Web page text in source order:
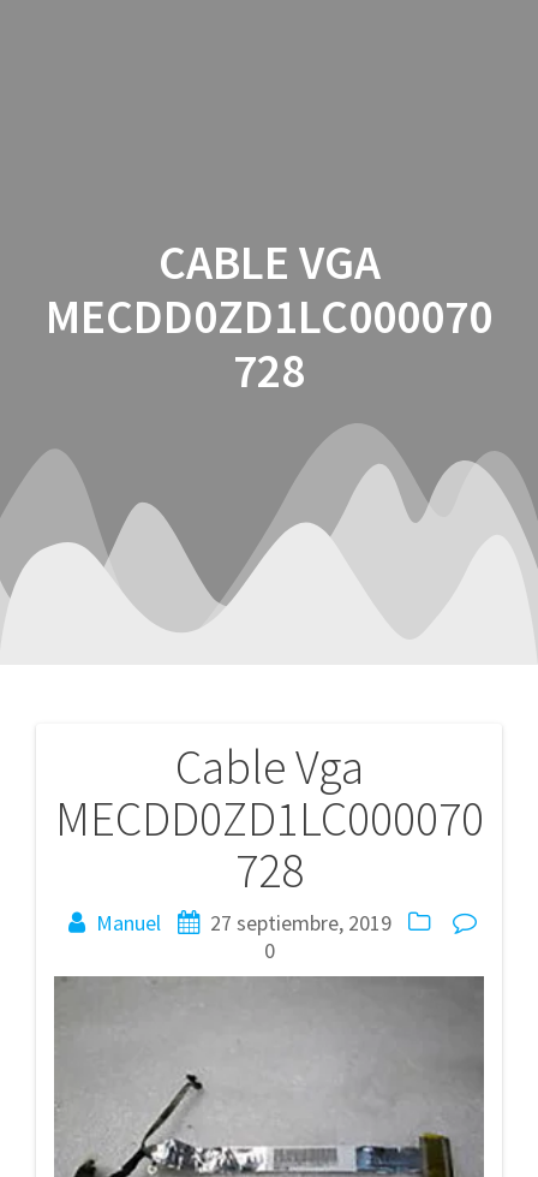
CABLE VGA
MECDD0ZD1LC000070
728
Cable Vga
MECDD0ZD1LC000070
728
Manuel
27 septiembre, 2019
0
Navegación
de